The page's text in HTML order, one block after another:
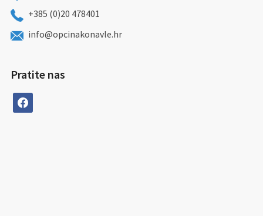
+385 (0)20 478401
info@opcinakonavle.hr
Pratite nas
facebook